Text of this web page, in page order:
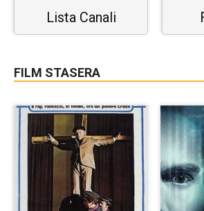
Lista Canali
FILM STASERA